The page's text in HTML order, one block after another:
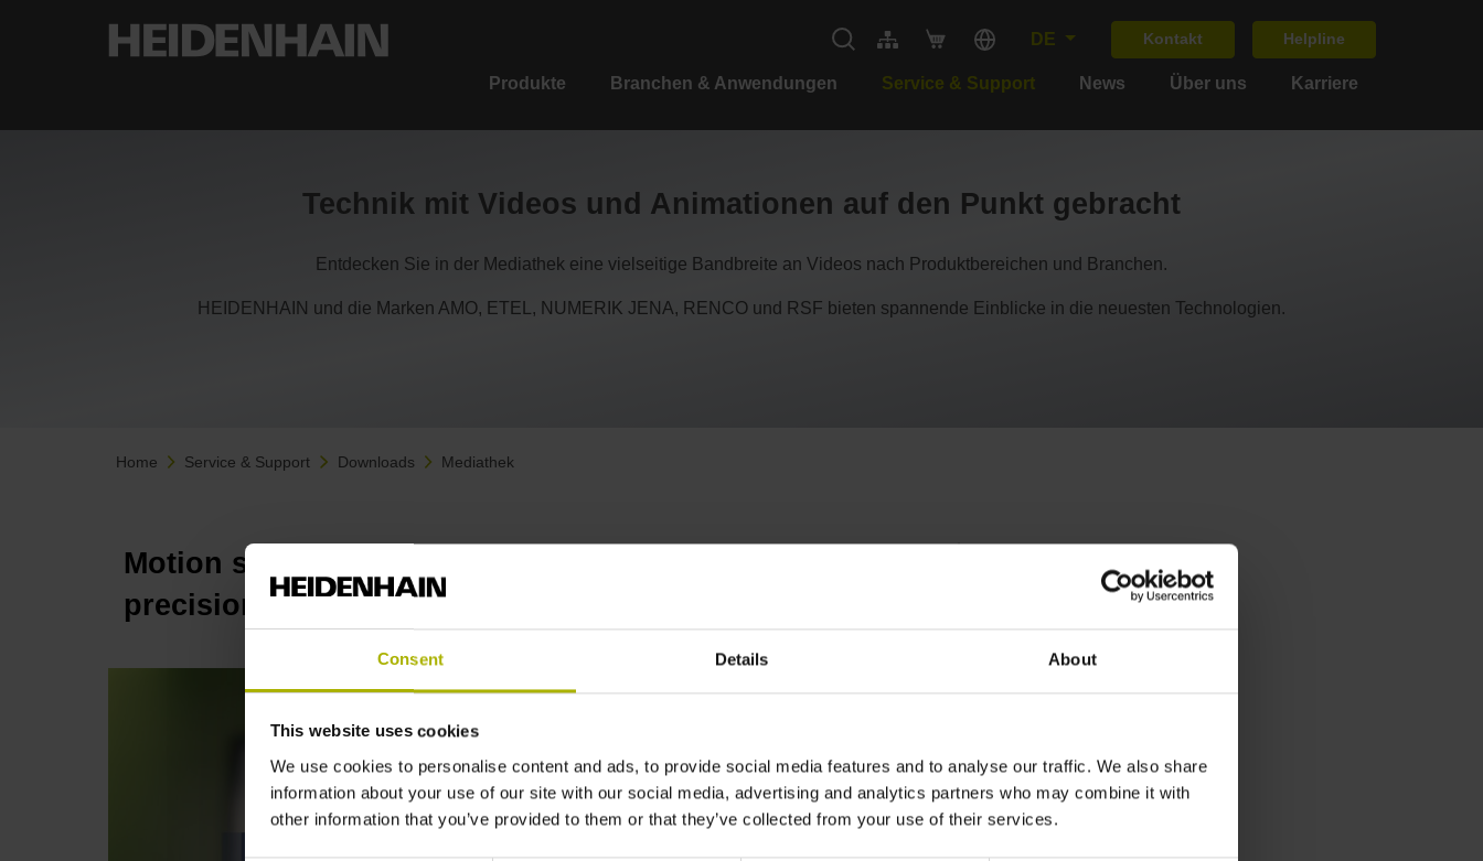
Consent Details About
This website uses cookies
We use cookies to personalise content and ads, to provide social media features and to analyse our traffic. We also share
information about your use of our site with our social media, advertising and analytics partners who may combine it with
other information that you’ve provided to them or that they’ve collected from your use of their services.
DE Kontakt Helpline
Produkte Branchen & Anwendungen Service & Support News Über uns Karriere
Technik mit Videos und Animationen auf den Punkt gebracht
Entdecken Sie in der Mediathek eine vielseitige Bandbreite an Videos nach Produktbereichen und Branchen.
HEIDENHAIN und die Marken AMO, ETEL, NUMERIK JENA, RENCO und RSF bieten spannende Einblicke in die neuesten Technologien.
Home Service & Support Downloads Mediathek
Motion systems: the VULCANO2 for instant
precision positioning | ETEL